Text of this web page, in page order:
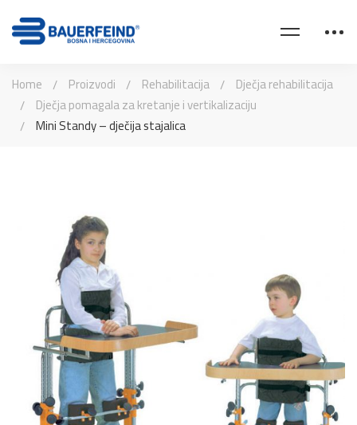
Home Proizvodi Rehabilitacija
Dječja rehabilitacija
Dječja pomagala za kretanje i vertikalizaciju
Mini Standy – dječija stajalica